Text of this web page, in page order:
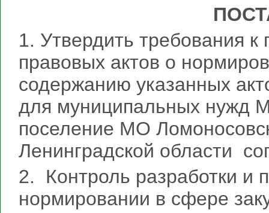
1. Утвердить требования к
правовых актов о
содержанию указанных
для муниципальных нужд
поселение МО
Ленинградской области
2. Контроль разработки и
нормировании в сфере